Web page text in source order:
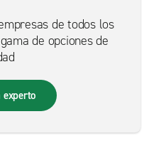
de todos los
de opciones de
experto